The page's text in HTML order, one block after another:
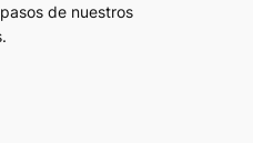
de nuestros